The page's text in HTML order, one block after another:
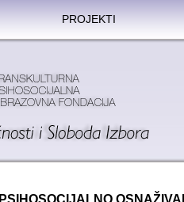
PROJEKTI
PSIHOSOCIJALNO